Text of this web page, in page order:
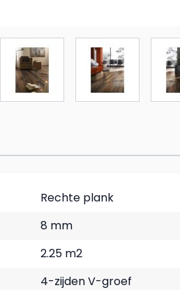
Rechte plank
8 mm
2.25 m2
4-zijden V-groef